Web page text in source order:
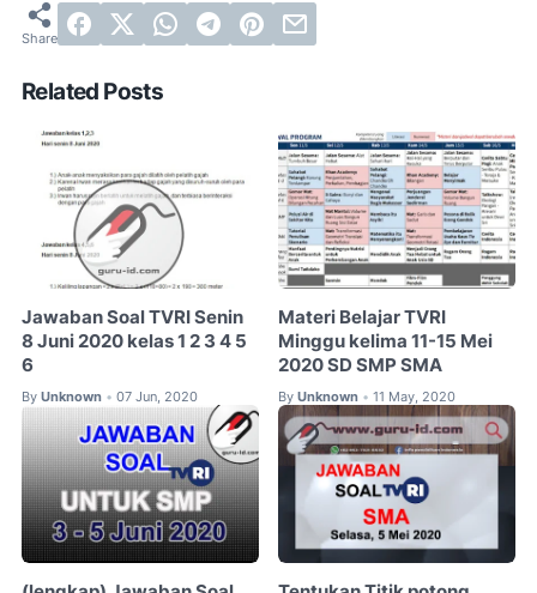
Related Posts
Jawaban Soal TVRI Senin
8 Juni 2020 kelas 1 2 3 4 5
6
By Unknown • 07 Jun, 2020
Materi Belajar TVRI
Minggu kelima 11-15 Mei
2020 SD SMP SMA
By Unknown • 11 May, 2020